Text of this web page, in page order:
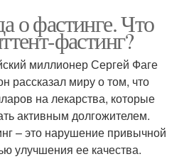
о фастинге. Что
фастинг?
миллионер Сергей Фаге
рассказал миру о том, что
на лекарства, которые
активным долгожителем.
– это нарушение привычной
улучшения ее качества.